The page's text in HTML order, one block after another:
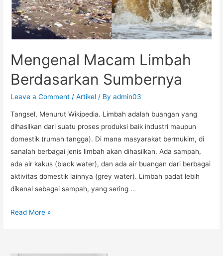
Mengenal Macam Limbah
Berdasarkan Sumbernya
Leave a Comment /Artikel / Byadmin03
Tangsel, Menurut Wikipedia. Limbah adalah buangan yang
dihasilkan dari suatu proses produksi baik industri maupun
domestik (rumah tangga). Di mana masyarakat bermukim, di
sanalah berbagai jenis limbah akan dihasilkan. Ada sampah,
ada air kakus (black water), dan ada air buangan dari berbagai
aktivitas domestik lainnya (grey water). Limbah padat lebih
dikenal sebagai sampah, yang sering …
Read More »